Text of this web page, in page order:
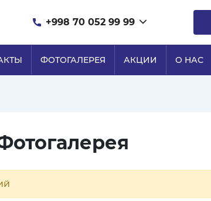
+998 70 052 99 99
ФОТОГАЛЕРЕЯ АКЦИИ О НАС